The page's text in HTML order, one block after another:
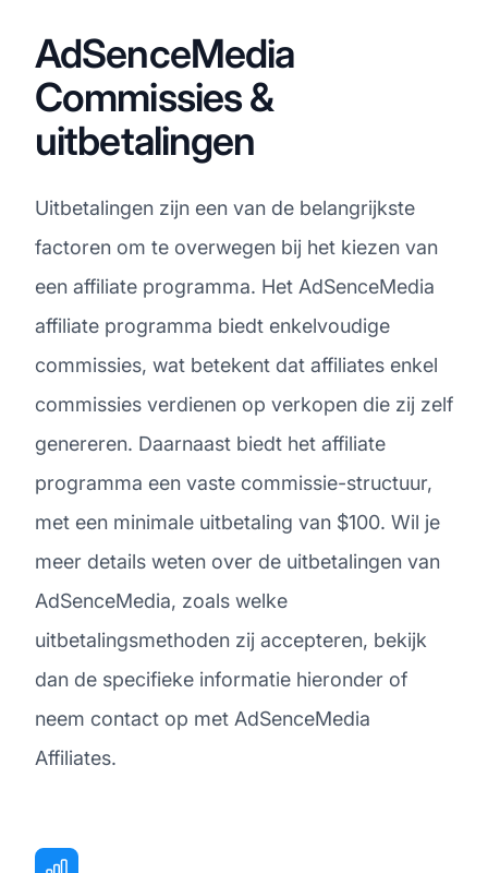
AdSenceMedia
Commissies &
uitbetalingen
Uitbetalingen zijn een van de belangrijkste
factoren om te overwegen bij het kiezen van
een affiliate programma. Het AdSenceMedia
affiliate programma biedt enkelvoudige
commissies, wat betekent dat affiliates enkel
commissies verdienen op verkopen die zij zelf
genereren. Daarnaast biedt het affiliate
programma een vaste commissie-structuur,
met een minimale uitbetaling van $100. Wil je
meer details weten over de uitbetalingen van
AdSenceMedia, zoals welke
uitbetalingsmethoden zij accepteren, bekijk
dan de specifieke informatie hieronder of
neem contact op met AdSenceMedia
Affiliates.